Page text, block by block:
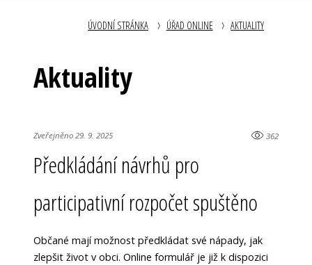
ÚVODNÍ STRÁNKA ÚŘAD ONLINE AKTUALITY
Aktuality
Zveřejněno 29. 9. 2025 362
Předkládání návrhů pro
participativní rozpočet spuštěno
Občané mají možnost předkládat své nápady, jak
zlepšit život v obci. Online formulář je již k dispozici